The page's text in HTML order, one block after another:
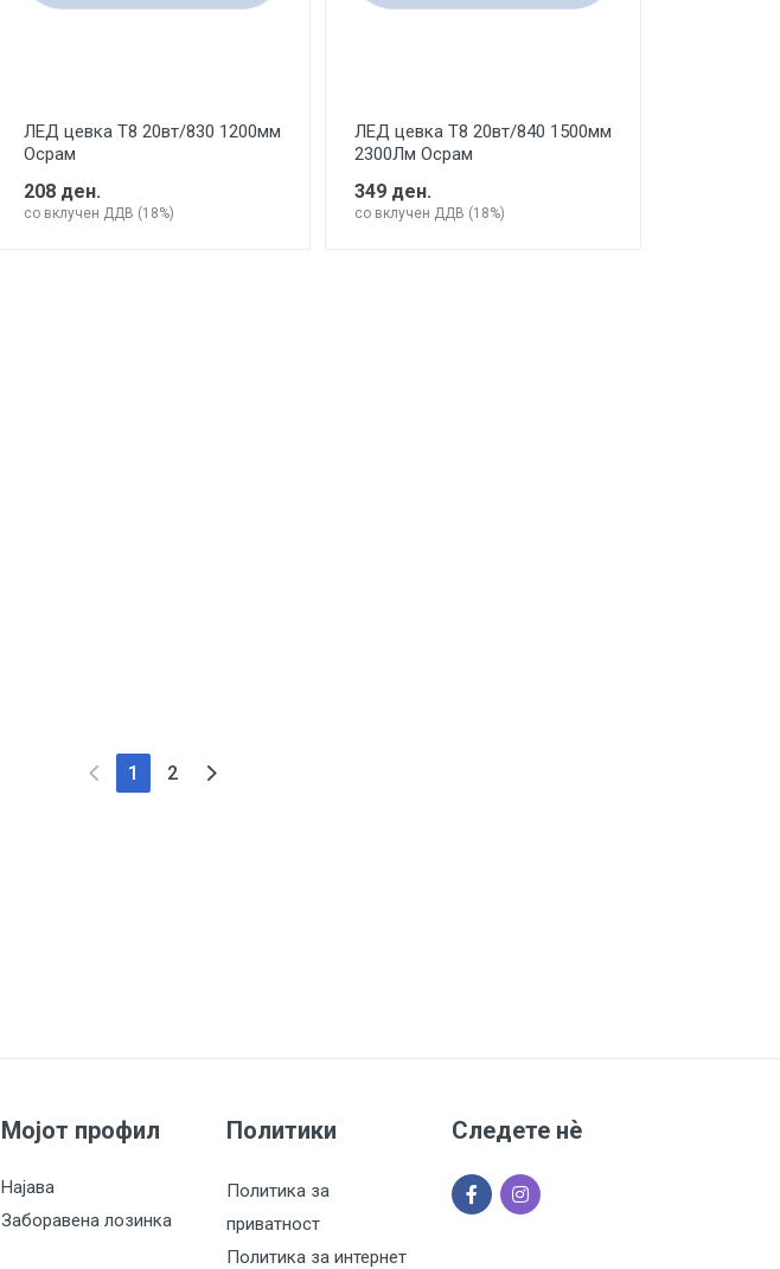
ЛЕД цевка Т8 20вт/830 1200мм
Осрам
208 ден.
со вклучен ДДВ (18%)
ЛЕД цевка Т8 20вт/840 1500мм
2300Лм Осрам
349 ден.
со вклучен ДДВ (18%)
1 (current)
2
Мојот профил
Најава
Заборавена лозинка
Политики
Политика за
приватност
Политика за интернет
Следете нѐ